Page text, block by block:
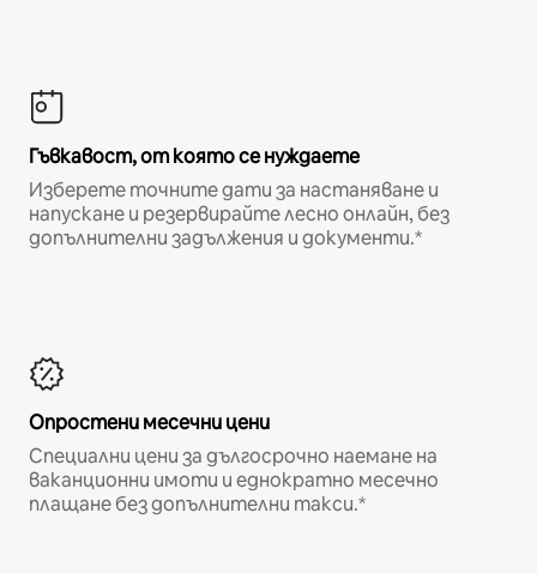
Гъвкавост, от която се нуждаете
Изберете точните дати за настаняване и
напускане и резервирайте лесно онлайн, без
допълнителни задължения и документи.*
Опростени месечни цени
Специални цени за дългосрочно наемане на
ваканционни имоти и еднократно месечно
плащане без допълнителни такси.*